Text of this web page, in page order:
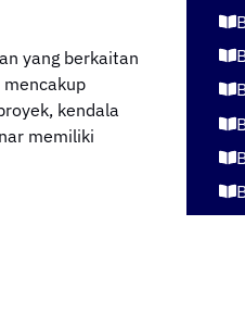
yang berkaitan
kendala
memiliki